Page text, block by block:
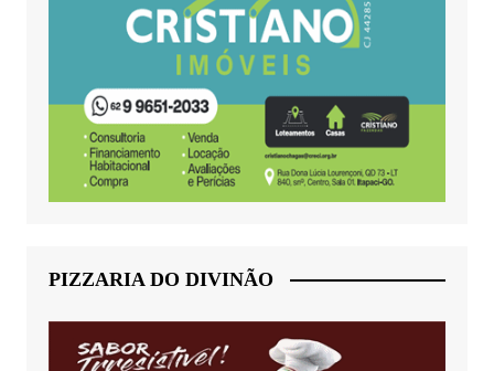
PIZZARIA DO DIVINÃO